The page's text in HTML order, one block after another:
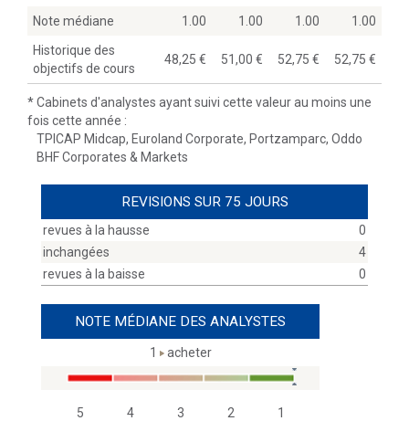
Note médiane
1.00 1.00 1.00
1.00
Historique des
objectifs de cours
48,25 51,00 52,75 52,75
*Cabinets d'analystes ayant suivi cette valeur au moins une
fois cette année :
TPICAP Midcap, Euroland Corporate, Portzamparc, Oddo
BHF Corporates & Markets
REVISIONS SUR 75 JOURS
revues à la hausse
0
inchangées
4
revues à la baisse
0
NOTE MÉDIANE DES ANALYSTES
1 acheter
5 4 3 2 1